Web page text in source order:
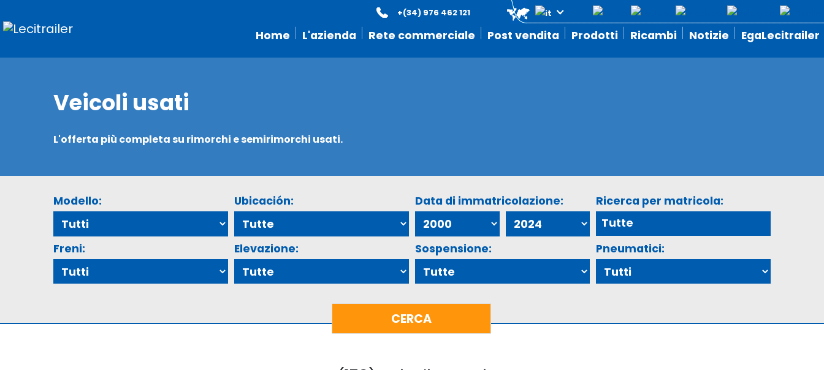
Home L'azienda Rete commerciale Post vendita Prodotti Ricambi Notizie EgaLecitrailer
+(34) 976 462 121
Veicoli usati
L'offerta più completa su rimorchi e semirimorchi usati.
Modello: Ubicación: Data di immatricolazione: Ricerca per matricola:
Freni: Elevazione: Sospensione: Pneumatici: